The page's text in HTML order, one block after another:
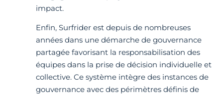
impact.
Enfin, Surfrider est depuis de nombreuses
années dans une démarche de gouvernance
partagée favorisant la responsabilisation des
équipes dans la prise de décision individuelle et
collective. Ce système intègre des instances de
gouvernance avec des périmètres définis de